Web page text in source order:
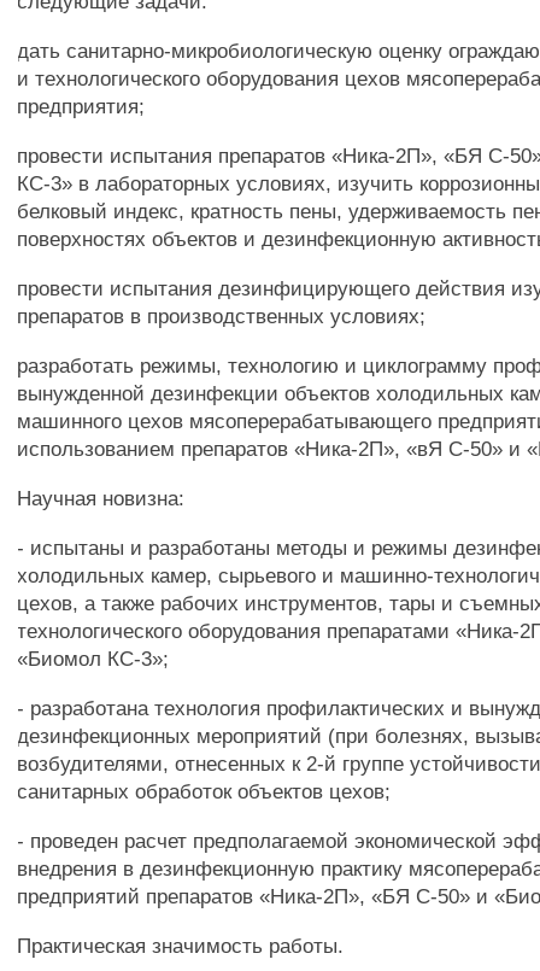
дать санитарно-микробиологическую оценку
и технологического оборудования цехов
предприятия;
провести испытания препаратов «Ника-2П», «БЯ С-
КС-3» в лабораторных условиях, изучить
белковый индекс, кратность пены, удерживаемость
поверхностях объектов и дезинфекционную
провести испытания дезинфицирующего действия
препаратов в производственных условиях;
разработать режимы, технологию и циклограмму
вынужденной дезинфекции объектов холодильных
машинного цехов мясоперерабатывающего
использованием препаратов «Ника-2П», «вЯ С-50» и
Научная новизна:
- испытаны и разработаны методы и режимы
холодильных камер, сырьевого и машинно-
цехов, а также рабочих инструментов, тары и
технологического оборудования препаратами «Ника-
«Биомол КС-3»;
- разработана технология профилактических и
дезинфекционных мероприятий (при болезнях,
возбудителями, отнесенных к 2-й группе
санитарных обработок объектов цехов;
- проведен расчет предполагаемой экономической
внедрения в дезинфекционную практику
предприятий препаратов «Ника-2П», «БЯ С-50» и
Практическая значимость работы.